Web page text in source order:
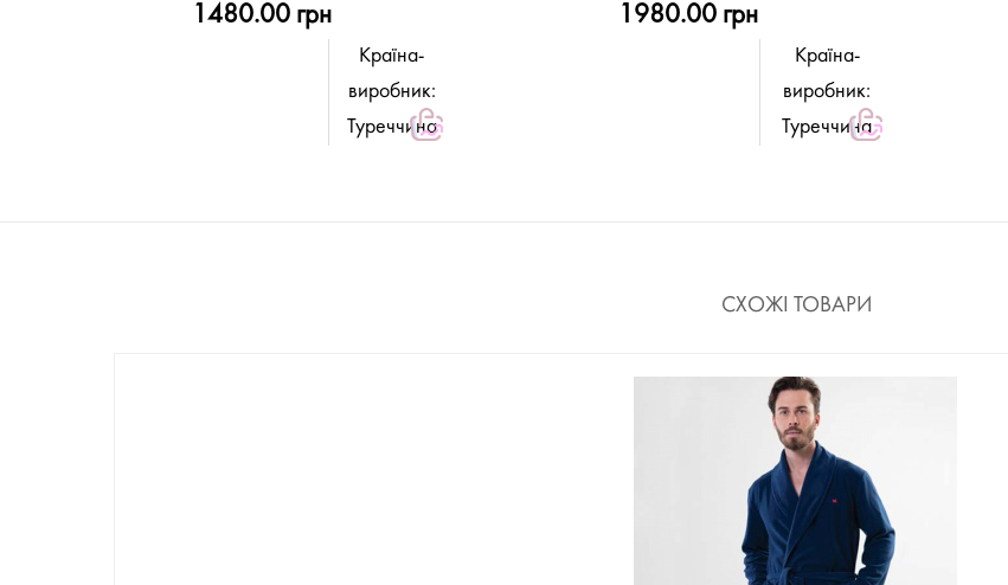
1480.00 грн
Країна-
виробник:
Туреччина
1980.00 грн
Країна-
виробник:
Туреччина
СХОЖІ ТОВАРИ